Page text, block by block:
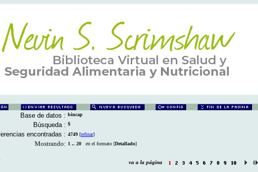
Base de datos : bincap
Búsqueda : $
encontradas : 4749 [refinar]
Mostrando: 1 .. 20 en el formato [Detallado]
va a la página